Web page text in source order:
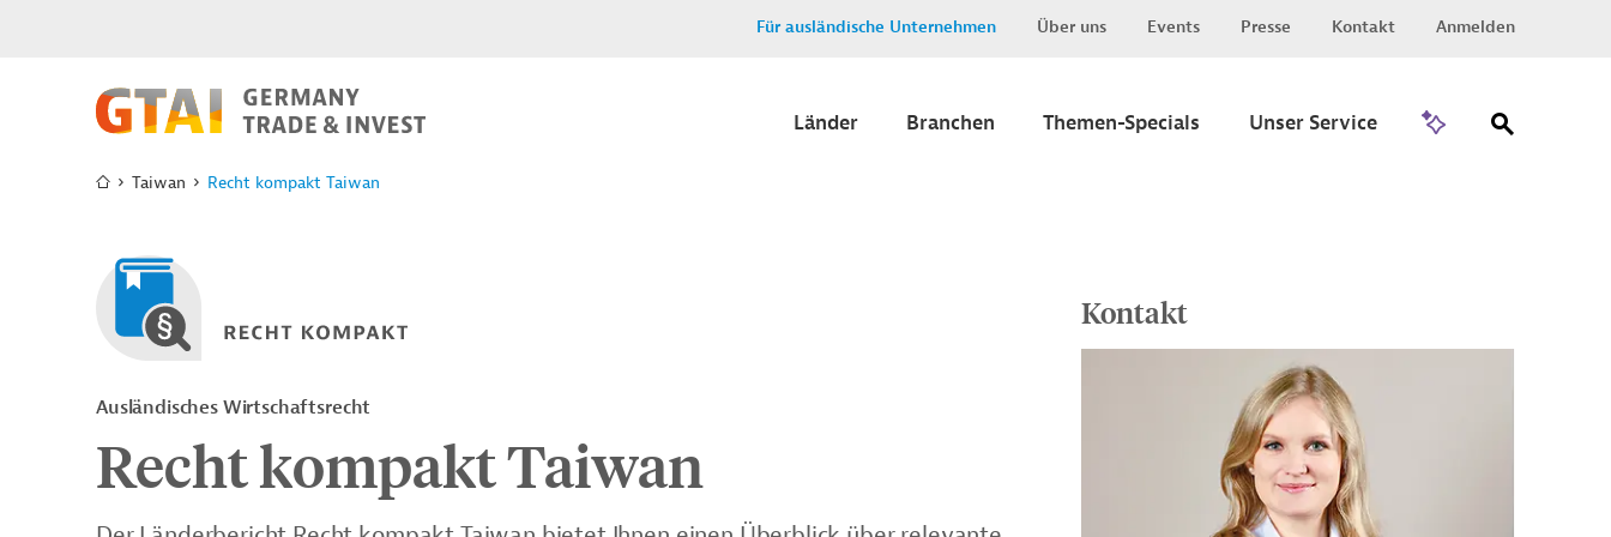
Für ausländische Unternehmen Über uns Events Presse Kontakt Anmelden
Länder Branchen Themen-Specials Unser Service
Taiwan Recht kompakt Taiwan
Ausländisches Wirtschaftsrecht
Recht kompakt Taiwan
Kontakt